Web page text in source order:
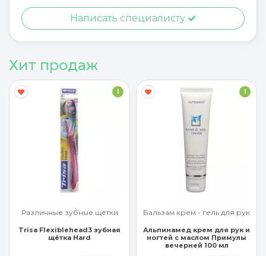
Написать специалисту
Хит продаж
Различные зубные щётки
Trisa Flexiblehead3 зубная
щётка Hard
Бальзам крем - гель для рук
Альпинамед крем для рук и
ногтей с маслом Примулы
вечерней 100 мл